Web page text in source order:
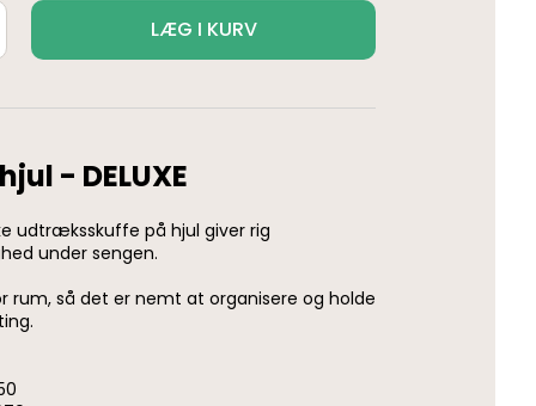
LÆG I KURV
- DELUXE
udtræksskuffe på hjul giver rig
under sengen.
rum, så det er nemt at organisere og holde